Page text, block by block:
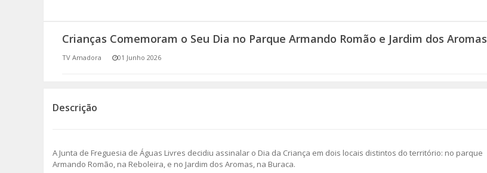
(RE) PENSAMENTOS
Crianças Comemoram o Seu Dia no Parque Armando Romão e Jardim dos Aromas
TV Amadora 01 Junho 2026
Descrição
A Junta de Freguesia de Águas Livres decidiu assinalar o Dia da Criança em dois locais distintos do território: no parque
Armando Romão, na Reboleira, e no Jardim dos Aromas, na Buraca.